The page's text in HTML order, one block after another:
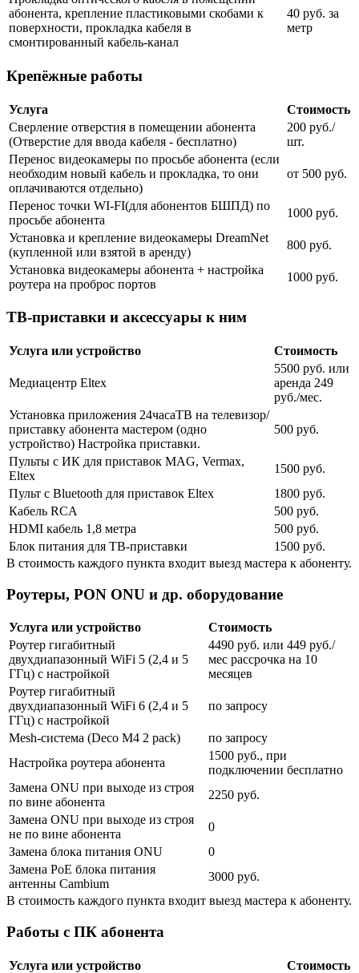
абонента, крепление пластиковыми скобами к
поверхности, прокладка кабеля в
смонтированный кабель-канал
40 руб. за
метр
Крепёжные работы
Услуга
Стоимость
Сверление отверстия в помещении абонента
(Отверстие для ввода кабеля - бесплатно)
200 руб./
шт.
Перенос видеокамеры по просьбе абонента (если
необходим новый кабель и прокладка, то они
оплачиваются отдельно)
от 500 руб.
Перенос точки WI-FI(для абонентов БШПД) по
просьбе абонента
1000 руб.
Установка и крепление видеокамеры DreamNet
(купленной или взятой в аренду)
800 руб.
Установка видеокамеры абонента + настройка
роутера на проброс портов
1000 руб.
ТВ-приставки и аксессуары к ним
Услуга или устройство Стоимость
Медиацентр Eltex
5500 руб. или
аренда 249
руб./мес.
Установка приложения 24часаТВ на телевизор/
приставку абонента мастером (одно
устройство) Настройка приставки.
500 руб.
Пульты с ИК для приставок MAG, Vermax,
Eltex
1500 руб.
Пульт с Bluetooth для приставок Eltex
1800 руб.
Кабель RCA
500 руб.
HDMI кабель 1,8 метра
500 руб.
Блок питания для ТВ-приставки
1500 руб.
В стоимость каждого пункта входит выезд мастера к абоненту.
Роутеры, PON ONU и др. оборудование
Услуга или устройство
Стоимость
Роутер гигабитный
двухдиапазонный WiFi 5 (2,4 и 5
ГГц) с настройкой
4490 руб. или 449 руб./
мес рассрочка на 10
месяцев
Роутер гигабитный
двухдиапазонный WiFi 6 (2,4 и 5
ГГц) с настройкой
по запросу
Mesh-система (Deco M4 2 pack)
по запросу
Настройка роутера абонента
1500 руб., при
подключении бесплатно
Замена ONU при выходе из строя
по вине абонента
2250 руб.
Замена ONU при выходе из строя
не по вине абонента
0
Замена блока питания ONU
0
Замена PoE блока питания
антенны Cambium
3000 руб.
В стоимость каждого пункта входит выезд мастера к абоненту.
Работы с ПК абонента
Услуга или устройство
Стоимость